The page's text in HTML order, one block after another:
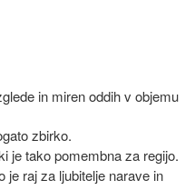
in miren oddih v objemu
zbirko.
je tako pomembna za regijo.
je raj za ljubitelje narave in